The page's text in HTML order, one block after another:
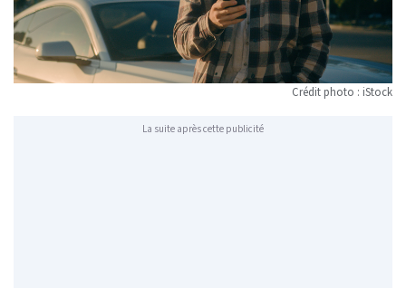
Crédit photo : iStock
La suite après cette publicité